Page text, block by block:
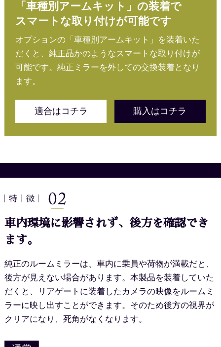
「車種別アームキット」の装着で
スマートな取り付けが可能です
オプションの「車種別アームキット」を装着いた
だくと、純正品かのようなスマートな取り付けが
可能です。純正ミラーを外しての交換装着となり
ます。
適合はコチラ 購入はコチラ
車内環境に影響されず、後方を確認でき
ます。
純正のルームミラーは、車内に乗員や荷物が満載だと、
後方が見えない場合があります。本製品を装着していた
だくと、リアゲートに装着したカメラの映像をルームミ
ラーに映し出すことができます。そのため後方の視界が
クリアになり、死角がなくなります。